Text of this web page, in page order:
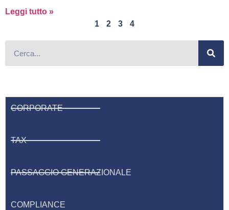
Leggi tutto »
1
2 3 4
CORPORATE
TAX
PASSAGGIO GENERAZIONALE
COMPLIANCE